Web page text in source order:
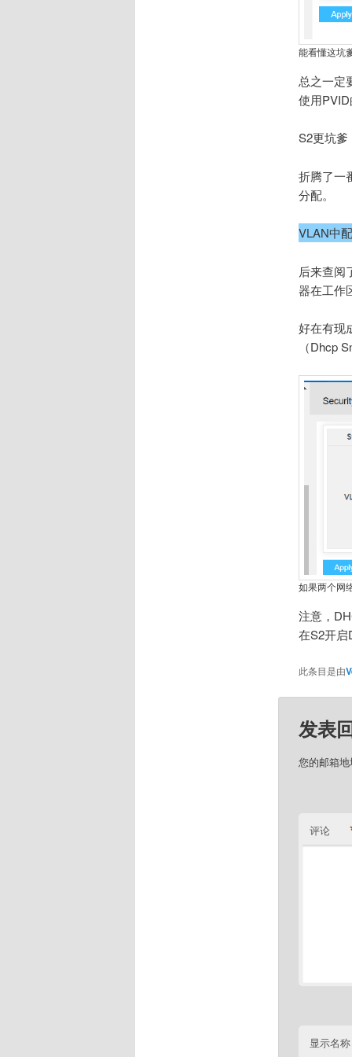
能看懂这坑
总之一定
使用
S2更坑
折腾了一
分配。
VLAN中
后来查阅
器在工作
好在有现
（Dhcp
如果两个网
注意，
在S2开
此条目是由
发表
您的邮箱
评论
显示名称